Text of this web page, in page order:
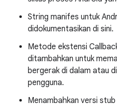
String manifes untuk
didokumentasikan di sini.
Metode ekstensi
ditambahkan untuk
bergerak di dalam atau
pengguna.
Menambahkan versi stub